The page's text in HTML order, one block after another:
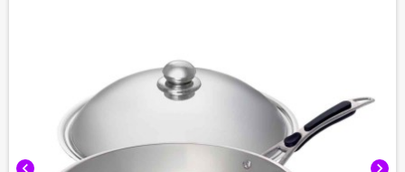
chevron_left chevron_right